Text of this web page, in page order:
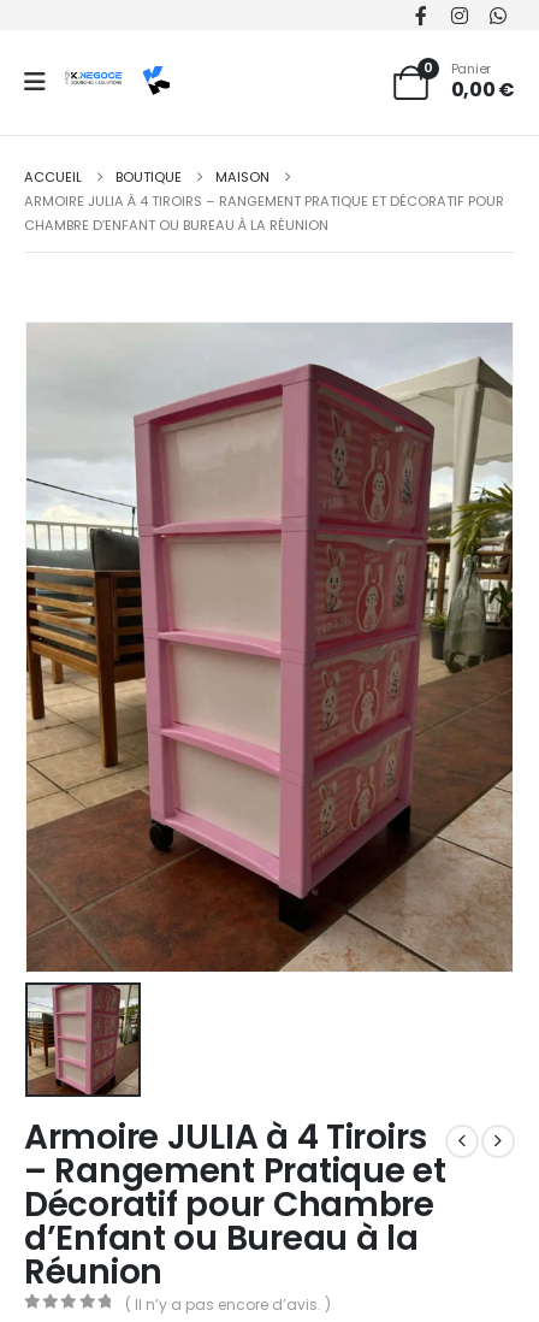
0 Panier
0,00€
ACCUEIL BOUTIQUE
MAISON
ARMOIRE JULIA À 4 TIROIRS – RANGEMENT PRATIQUE ET DÉCORATIF POUR
CHAMBRE D’ENFANT OU BUREAU À LA RÉUNION
Armoire JULIA à 4 Tiroirs
– Rangement Pratique et
Décoratif pour Chambre
d’Enfant ou Bureau à la
Réunion
( Il n’y a pas encore d’avis. )